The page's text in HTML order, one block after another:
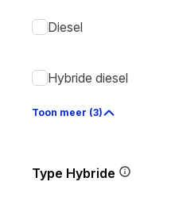
Diesel
Hybride diesel
Toon meer (3)
Type Hybride